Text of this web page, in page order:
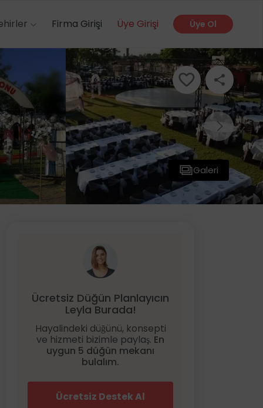
Firma Girişi Üye Girişi Üye Ol
Galeri
Ücretsiz Düğün Planlayıcın
Leyla Burada!
Hayalindeki düğünü, konsepti
ve hizmeti bizimle paylaş. En
uygun 5 düğün mekanı
bulalım.
Ücretsiz Destek Al